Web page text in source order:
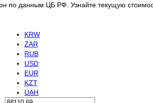
по данным ЦБ РФ. Узнайте текущую
KRW
ZAR
RUB
USD
EUR
KZT
UAH